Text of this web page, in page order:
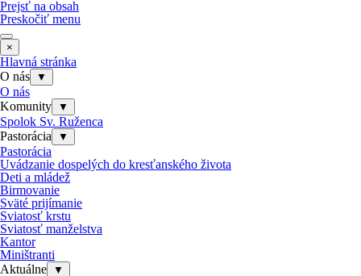
Prejsť na obsah
Preskočiť menu
×
Hlavná stránka
O nás
▼
O nás
Komunity
▼
Spolok Sv. Ruženca
Pastorácia
▼
Pastorácia
Uvádzanie dospelých do kresťanského života
Deti a mládež
Birmovanie
Sväté prijímanie
Sviatosť krstu
Sviatosť manželstva
Kantor
Miništranti
Aktuálne
▼